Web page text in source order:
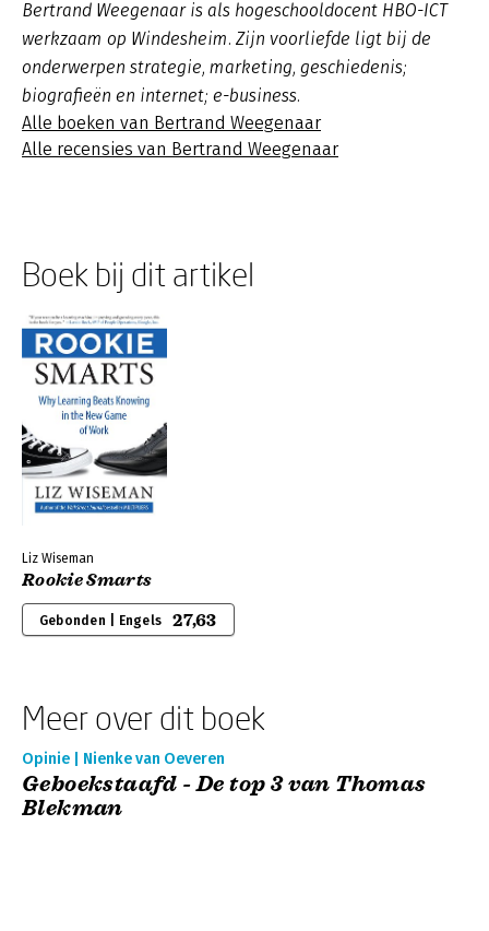
Bertrand Weegenaar is als hogeschooldocent HBO-ICT
werkzaam op Windesheim. Zijn voorliefde ligt bij de
onderwerpen strategie, marketing, geschiedenis;
biografieën en internet; e-business.
Alle boeken van Bertrand Weegenaar
Alle recensies van Bertrand Weegenaar
Boek bij dit artikel
Liz Wiseman
Rookie Smarts
Gebonden | Engels 27,63
Meer over dit boek
Opinie | Nienke van Oeveren
Geboekstaafd - De top 3 van Thomas
Blekman